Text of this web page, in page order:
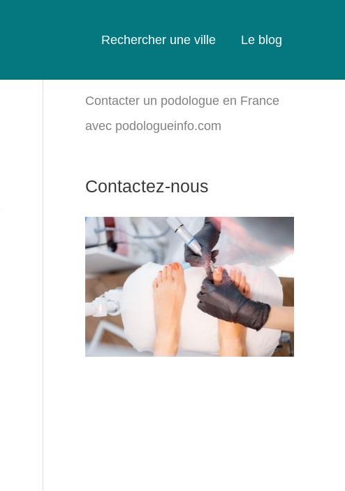
Rechercher une ville Le blog
Contacter un podologue en France
avec podologueinfo.com
Contactez-nous